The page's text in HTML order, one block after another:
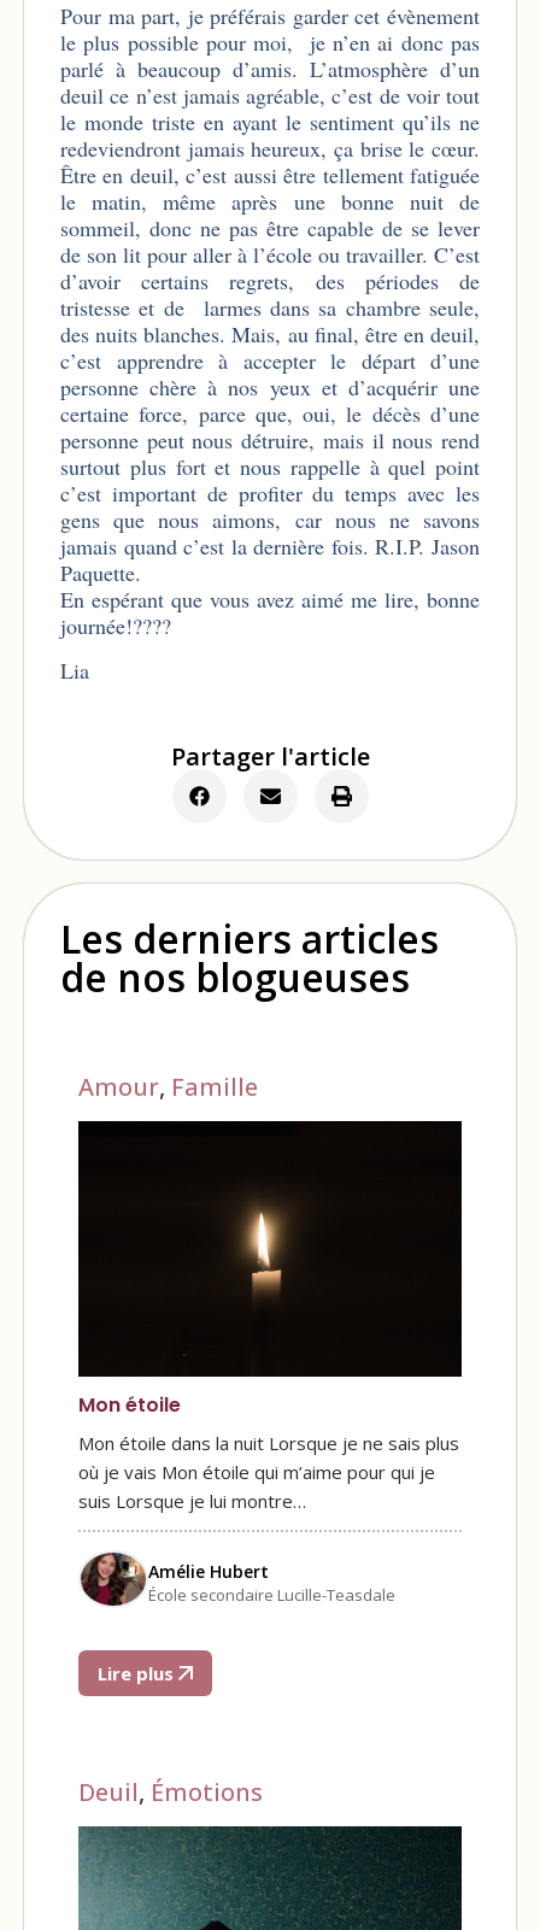
Pour ma part, je préférais garder cet évènement
le plus possible pour moi, je n’en ai donc pas
parlé à beaucoup d’amis. L’atmosphère d’un
deuil ce n’est jamais agréable, c’est de voir tout
le monde triste en ayant le sentiment qu’ils ne
redeviendront jamais heureux, ça brise le cœur.
Être en deuil, c’est aussi être tellement fatiguée
le matin, même après une bonne nuit de
sommeil, donc ne pas être capable de se lever
de son lit pour aller à l’école ou travailler. C’est
d’avoir certains regrets, des périodes de
tristesse et de larmes dans sa chambre seule,
des nuits blanches. Mais, au final, être en deuil,
c’est apprendre à accepter le départ d’une
personne chère à nos yeux et d’acquérir une
certaine force, parce que, oui, le décès d’une
personne peut nous détruire, mais il nous rend
surtout plus fort et nous rappelle à quel point
c’est important de profiter du temps avec les
gens que nous aimons, car nous ne savons
jamais quand c’est la dernière fois. R.I.P. Jason
Paquette.
En espérant que vous avez aimé me lire, bonne
journée!????
Lia
Partager l'article
Les derniers articles
de nos blogueuses
Amour, Famille
Mon étoile
Mon étoile dans la nuit Lorsque je ne sais plus
où je vais Mon étoile qui m’aime pour qui je
suis Lorsque je lui montre…
Amélie Hubert
École secondaire Lucille-Teasdale
Lire plus
Deuil, Émotions